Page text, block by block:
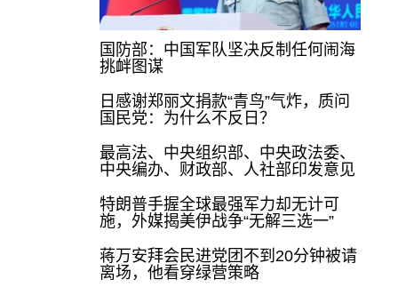
国防部：中国军队坚决反制任何闹海
挑衅图谋
日感谢郑丽文捐款“青鸟”气炸，质问
国民党：为什么不反日？
最高法、中央组织部、中央政法委、
中央编办、财政部、人社部印发意见
特朗普手握全球最强军力却无计可
施，外媒揭美伊战争“无解三选一”
蒋万安拜会民进党团不到20分钟被请
离场，他看穿绿营策略